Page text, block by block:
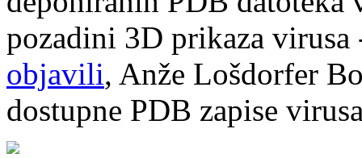
pozadini 3D prikaza
objavili, Anže Lošdorfer
dostupne PDB zapise